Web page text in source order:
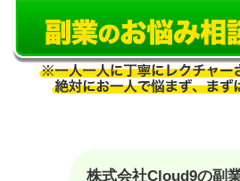
株式会社Cloud9の副